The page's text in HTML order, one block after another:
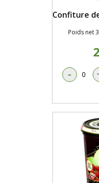
Confiture
Poids net
-